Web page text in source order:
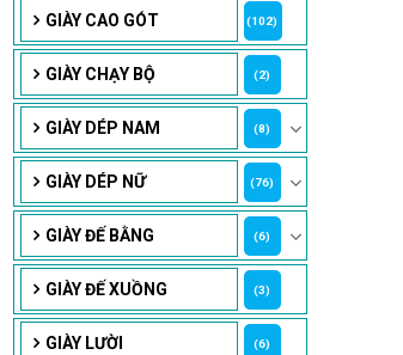
GIÀY CAO GÓT (102)
GIÀY CHẠY BỘ (2)
GIÀY DÉP NAM (8)
GIÀY DÉP NỮ (76)
GIÀY ĐẾ BẰNG (6)
GIÀY ĐẾ XUỒNG (3)
GIÀY LƯỜI (6)